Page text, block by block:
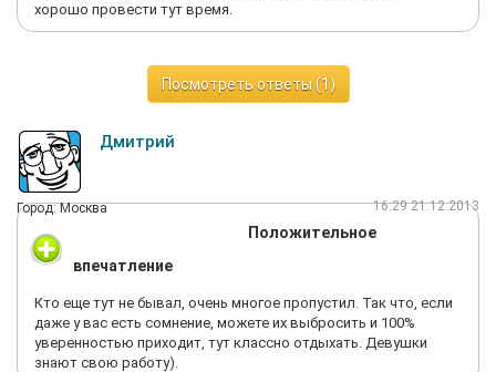
хорошо провести тут время.
Посмотреть ответы (1)
Дмитрий
Город: Москва 16:29 21.12.2013
Положительное
впечатление
Кто еще тут не бывал, очень многое пропустил. Так что, если
даже у вас есть сомнение, можете их выбросить и 100%
уверенностью приходит, тут классно отдыхать. Девушки
знают свою работу).